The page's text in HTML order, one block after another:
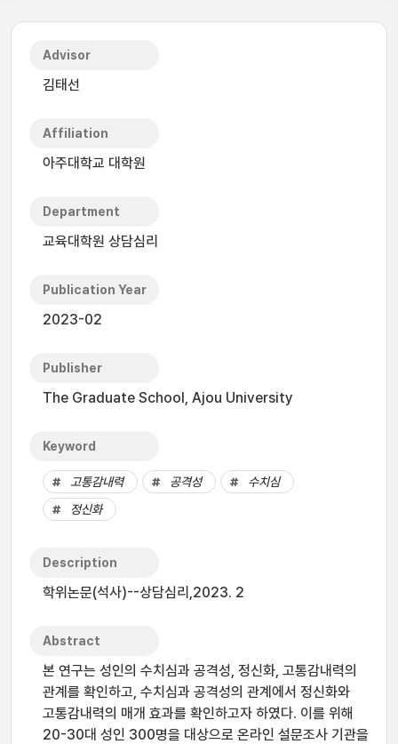
Advisor
김태선
Affiliation
아주대학교 대학원
Department
교육대학원 상담심리
Publication Year
2023-02
Publisher
The Graduate School, Ajou University
Keyword
고통감내력 공격성
수치심
정신화
Description
학위논문(석사)--상담심리,2023. 2
Abstract
본 연구는 성인의 수치심과 공격성, 정신화, 고통감내력의
관계를 확인하고, 수치심과 공격성의 관계에서 정신화와
고통감내력의 매개 효과를 확인하고자 하였다. 이를 위해
20-30대 성인 300명을 대상으로 온라인 설문조사 기관을